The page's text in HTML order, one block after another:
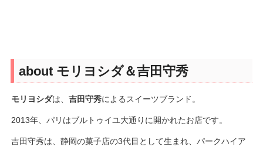
about モリヨシダ＆吉田守秀
モリヨシダは、吉田守秀によるスイーツブランド。
2013年、パリはブルトゥイユ大通りに開かれたお店です。
吉田守秀は、静岡の菓子店の3代目として生まれ、パークハイア